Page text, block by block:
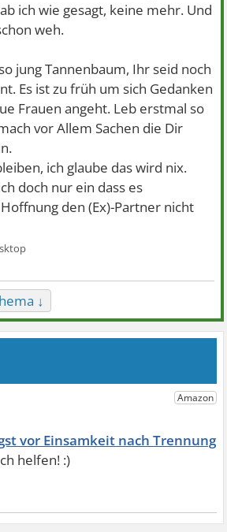
ich wie gesagt, keine mehr. Und
weh.
jung Tannenbaum, Ihr seid noch
Es ist zu früh um sich Gedanken
Frauen angeht. Leb erstmal so
vor Allem Sachen die Dir
ich glaube das wird nix.
doch nur ein dass es
den (Ex)-Partner nicht
↓
vor Einsamkeit nach Trennung